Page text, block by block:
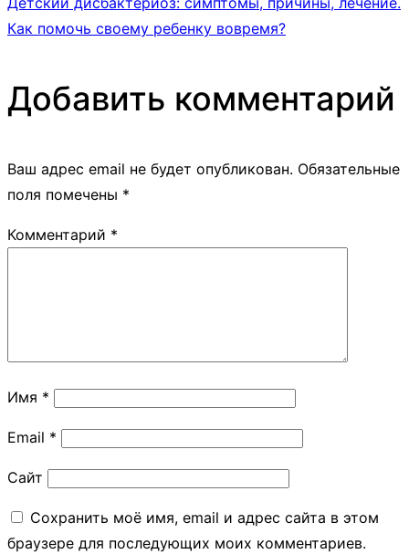
Как помочь своему ребенку вовремя?
Добавить комментарий
Ваш адрес email не будет опубликован. Обязательные
поля помечены *
Комментарий *
Имя *
Email *
Сайт
Сохранить моё имя, email и адрес сайта в этом
браузере для последующих моих комментариев.